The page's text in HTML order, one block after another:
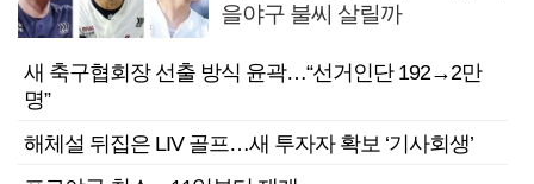
을야구 불씨 살릴까
새 축구협회장 선출 방식 윤곽…“선거인단 192→2만
명”
해체설 뒤집은 LIV 골프…새 투자자 확보 ‘기사회생’